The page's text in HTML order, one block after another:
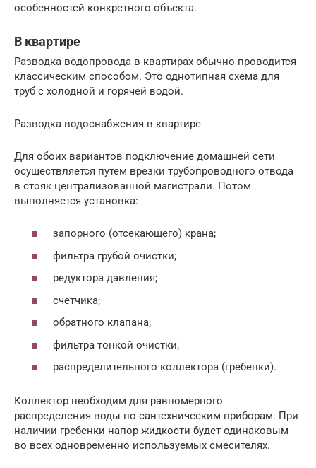
особенностей конкретного объекта.
В квартире
Разводка водопровода в квартирах обычно проводится
классическим способом. Это однотипная схема для
труб с холодной и горячей водой.
Разводка водоснабжения в квартире
Для обоих вариантов подключение домашней сети
осуществляется путем врезки трубопроводного отвода
в стояк централизованной магистрали. Потом
выполняется установка:
запорного (отсекающего) крана;
фильтра грубой очистки;
редуктора давления;
счетчика;
обратного клапана;
фильтра тонкой очистки;
распределительного коллектора (гребенки).
Коллектор необходим для равномерного
распределения воды по сантехническим приборам. При
наличии гребенки напор жидкости будет одинаковым
во всех одновременно используемых смесителях.